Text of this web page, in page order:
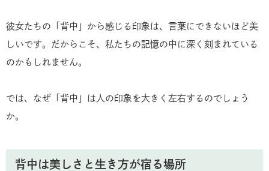
彼女たちの「背中」から感じる印象は、言葉にできないほど美
しいです。だからこそ、私たちの記憶の中に深く刻まれている
のかもしれません。
では、なぜ「背中」は人の印象を大きく左右するのでしょう
か。
背中は美しさと生き方が宿る場所